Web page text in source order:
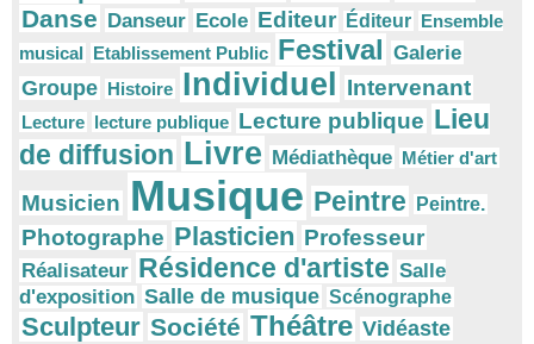
Danse Danseur Ecole Editeur Éditeur Ensemble
musical Etablissement Public Festival Galerie
Groupe Histoire Individuel Intervenant
Lecture lecture publique Lecture publique Lieu
de diffusion Livre Médiathèque Métier d'art
Musicien Musique Peintre Peintre.
Photographe Plasticien Professeur
Réalisateur Résidence d'artiste Salle
d'exposition Salle de musique Scénographe
Sculpteur Société Théâtre Vidéaste